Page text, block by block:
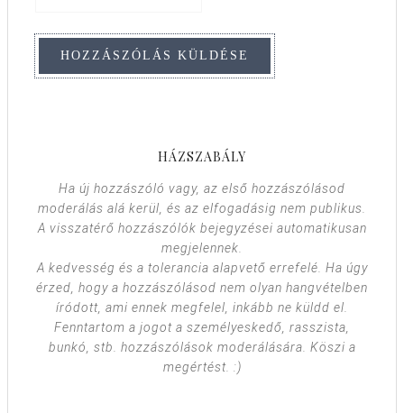
HÁZSZABÁLY
Ha új hozzászóló vagy, az első hozzászólásod
moderálás alá kerül, és az elfogadásig nem publikus.
A visszatérő hozzászólók bejegyzései automatikusan
megjelennek.
A kedvesség és a tolerancia alapvető errefelé. Ha úgy
érzed, hogy a hozzászólásod nem olyan hangvételben
íródott, ami ennek megfelel, inkább ne küldd el.
Fenntartom a jogot a személyeskedő, rasszista,
bunkó, stb. hozzászólások moderálására. Köszi a
megértést. :)